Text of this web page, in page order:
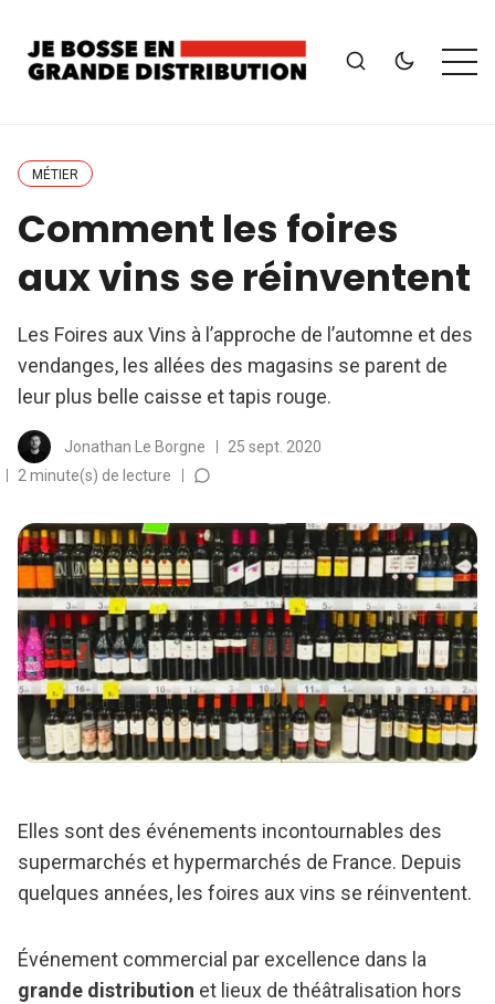
MÉTIER
Comment les foires
aux vins se réinventent
Les Foires aux Vins à l’approche de l’automne et des
vendanges, les allées des magasins se parent de
leur plus belle caisse et tapis rouge.
Jonathan Le Borgne
25 sept. 2020
2 minute(s) de lecture
Elles sont des événements incontournables des
supermarchés et hypermarchés de France. Depuis
quelques années, les foires aux vins se réinventent.
Événement commercial par excellence dans la
grande distribution et lieux de théâtralisation hors